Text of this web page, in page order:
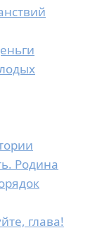
Родина
глава!